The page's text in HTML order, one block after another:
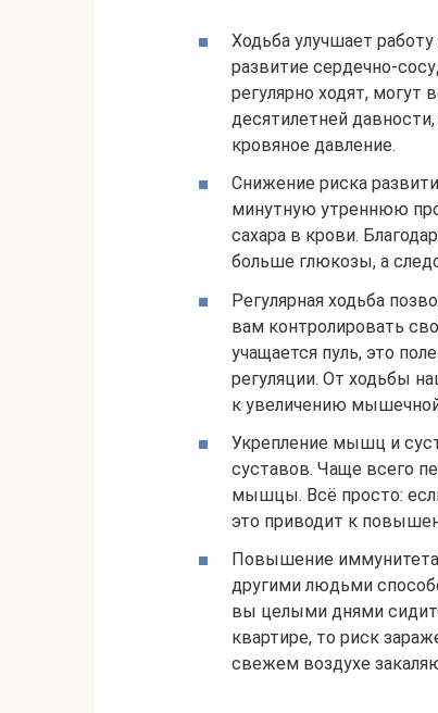
Ходьба улучшает
развитие сердечно-
регулярно ходят, могут
десятилетней
кровяное давление.
Снижение риска
минутную утреннюю
сахара в крови.
больше глюкозы, а
Регулярная ходьба
вам контролировать
учащается пуль, это
регуляции. От ходьбы
к увеличению
Укрепление мышц и
суставов. Чаще всего
мышцы. Всё просто:
это приводит к
Повышение
другими людьми
вы целыми днями
квартире, то риск
свежем воздухе